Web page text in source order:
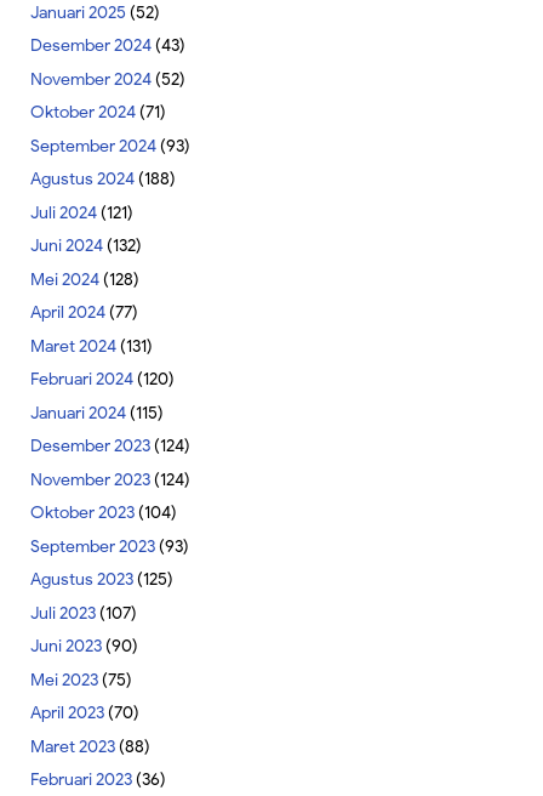
Januari 2025 (52)
Desember 2024(43)
November 2024(52)
Oktober 2024(71)
September 2024(93)
Agustus 2024(188)
Juli 2024(121)
Juni 2024(132)
Mei 2024(128)
April 2024(77)
Maret 2024(131)
Februari 2024(120)
Januari 2024(115)
Desember 2023(124)
November 2023(124)
Oktober 2023(104)
September 2023(93)
Agustus 2023(125)
Juli 2023(107)
Juni 2023(90)
Mei 2023(75)
April 2023(70)
Maret 2023(88)
Februari 2023(36)